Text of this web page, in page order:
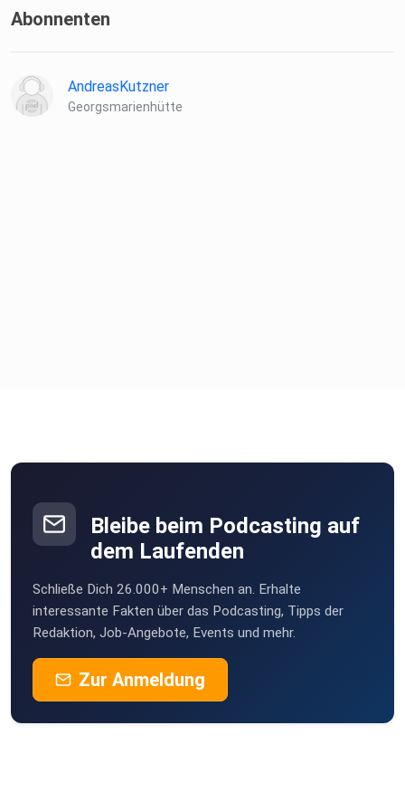
Abonnenten
AndreasKutzner
Georgsmarienhütte
Bleibe beim Podcasting auf
dem Laufenden
Schließe Dich 26.000+ Menschen an. Erhalte
interessante Fakten über das Podcasting, Tipps der
Redaktion, Job-Angebote, Events und mehr.
Zur Anmeldung